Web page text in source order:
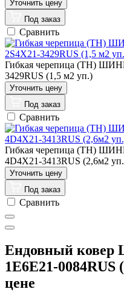
Под заказ
Сравнить
Гибкая черепица (ТН)
3429RUS (1,5 м2 уп.)
Под заказ
Сравнить
Гибкая черепица (ТН)
4D4X21-3413RUS (2,6м2
Под заказ
Сравнить
Ендовный
1E6E21-
цене